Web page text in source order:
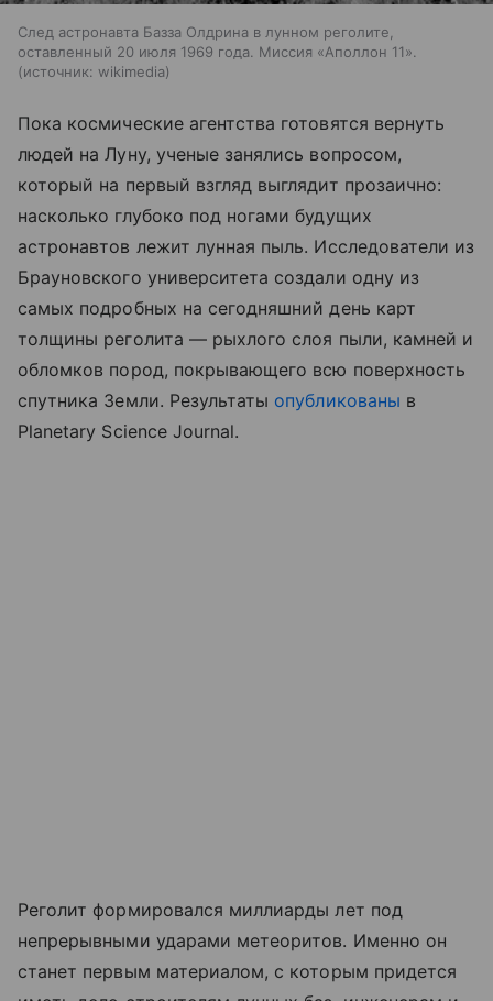
След астронавта Базза Олдрина в лунном реголите,
оставленный 20 июля 1969 года. Миссия «Аполлон 11».
источник: wikimedia
Пока космические агентства готовятся вернуть
людей на Луну, ученые занялись вопросом,
который на первый взгляд выглядит прозаично:
насколько глубоко под ногами будущих
астронавтов лежит лунная пыль. Исследователи из
Брауновского университета создали одну из
самых подробных на сегодняшний день карт
толщины реголита — рыхлого слоя пыли, камней и
обломков пород, покрывающего всю поверхность
спутника Земли. Результаты опубликованы в
Planetary Science Journal.
Реголит формировался миллиарды лет под
непрерывными ударами метеоритов. Именно он
станет первым материалом, с которым придется